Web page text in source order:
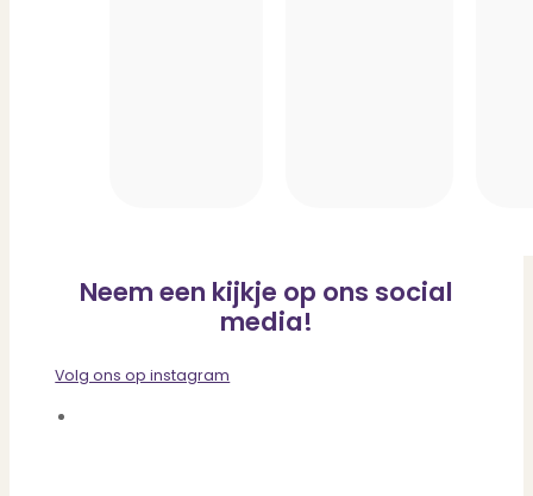
Neem een kijkje op ons social
media!
Volg ons op instagram